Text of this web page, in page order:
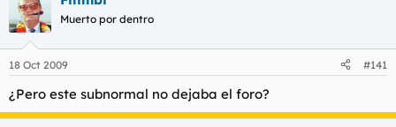
Muerto por dentro
18 Oct 2009 #141
¿Pero este subnormal no dejaba el foro?